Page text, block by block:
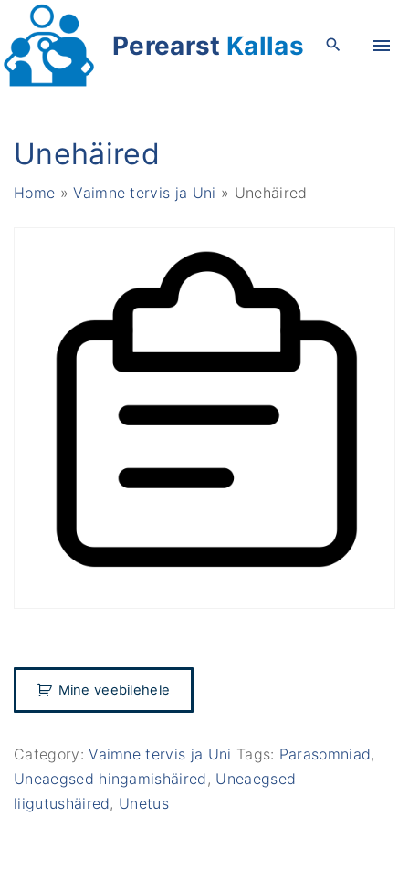
Perearst Kallas
Unehäired
Home »Vaimne tervis ja Uni » Unehäired
Mine veebilehele
Category:Vaimne tervis ja Uni Tags: Parasomniad,
Uneaegsed hingamishäired, Uneaegsed
liigutushäired, Unetus